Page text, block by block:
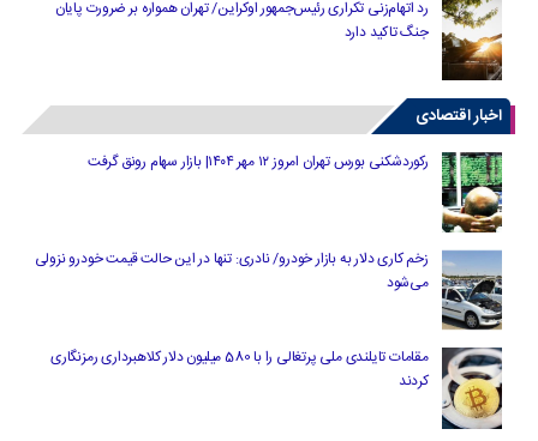
رد اتهام‌زنی تکراری رئیس‌جمهور اوکراین/ تهران همواره بر ضرورت پایان
جنگ تاکید دارد
اخبار اقتصادی
رکوردشکنی بورس تهران امروز ۱۲ مهر ۱۴۰۴| بازار سهام رونق گرفت
زخم کاری دلار به بازار خودرو/ نادری: تنها در این حالت قیمت خودرو نزولی
می‌شود
مقامات تایلندی ملی پرتغالی را با 580 میلیون دلار کلاهبرداری رمزنگاری
کردند